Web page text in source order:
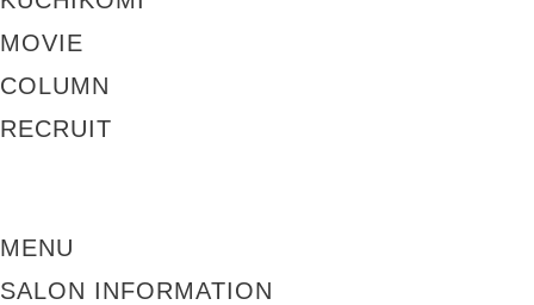
MOVIE
COLUMN
RECRUIT
MENU
SALON INFORMATION